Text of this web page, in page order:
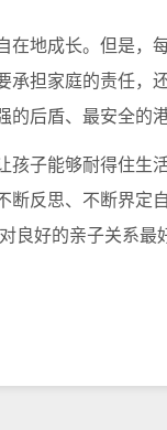
地成长。但是，每
担家庭的责任，
后盾、最安全的港
子能够耐得住生
断反思、不断界定
良好的亲子关系最